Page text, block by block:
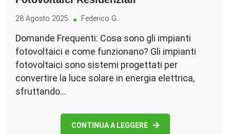
28 Agosto 2025 Federico G.
Domande Frequenti: Cosa sono gli impianti
fotovoltaici e come funzionano? Gli impianti
fotovoltaici sono sistemi progettati per
convertire la luce solare in energia elettrica,
sfruttando…
CONTINUA A LEGGERE